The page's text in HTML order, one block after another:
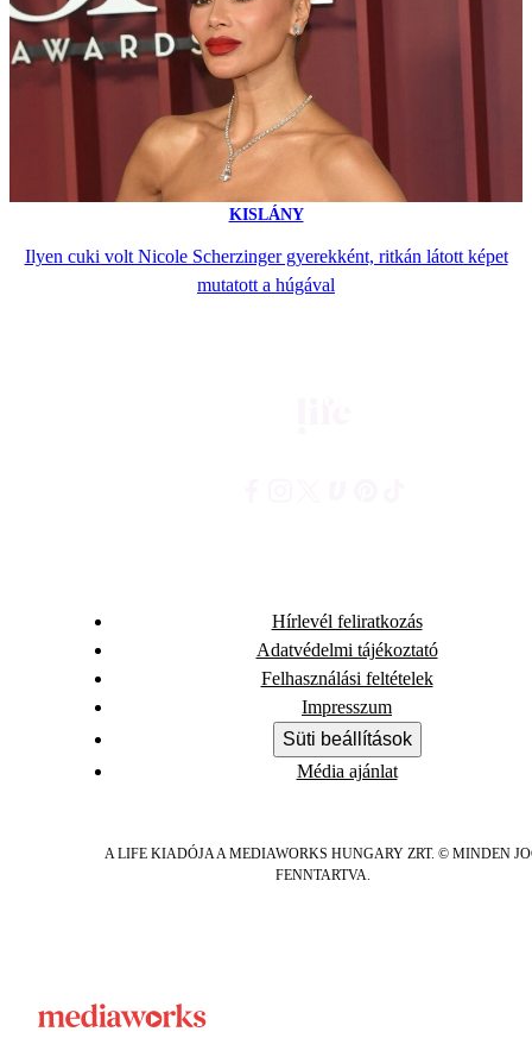
KISLÁNY
Ilyen cuki volt Nicole Scherzinger gyerekként, ritkán látott képet
mutatott a húgával
Hírlevél feliratkozás
Adatvédelmi tájékoztató
Felhasználási feltételek
Impresszum
Süti beállítások
Média ajánlat
A LIFE KIADÓJA A MEDIAWORKS HUNGARY ZRT. © MINDEN
FENNTARTVA.